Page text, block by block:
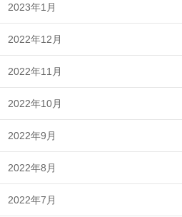
2023年1月
2022年12月
2022年11月
2022年10月
2022年9月
2022年8月
2022年7月